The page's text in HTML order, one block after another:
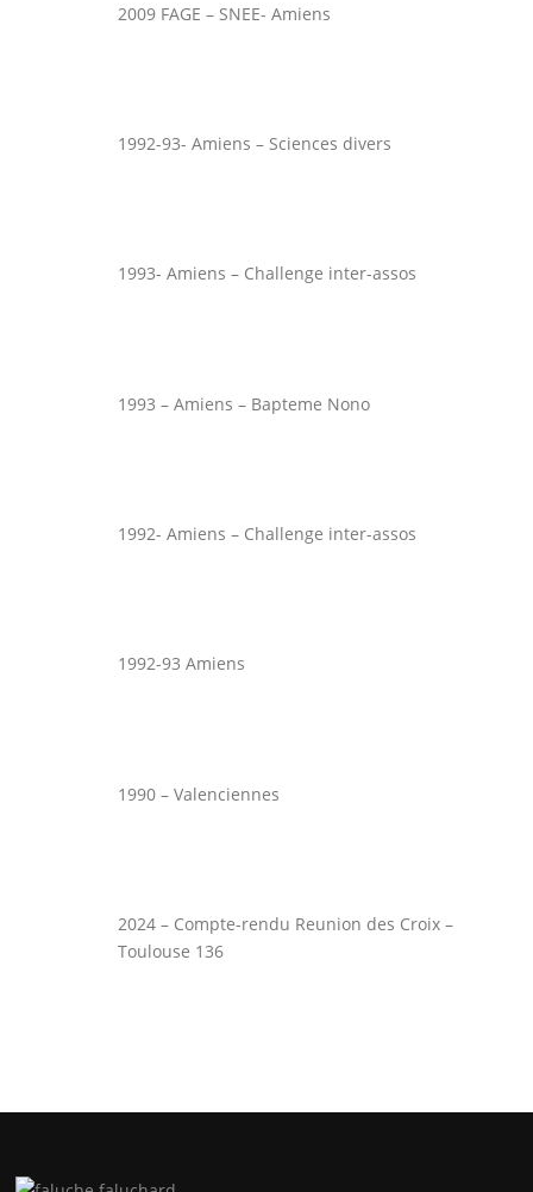
2009 FAGE – SNEE- Amiens
1992-93- Amiens – Sciences divers
1993- Amiens – Challenge inter-assos
1993 – Amiens – Bapteme Nono
1992- Amiens – Challenge inter-assos
1992-93 Amiens
1990 – Valenciennes
2024 – Compte-rendu Reunion des Croix –
Toulouse 136